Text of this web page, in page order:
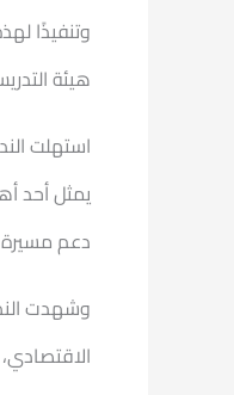
وتنفيذًا
هيئة
استهلت
يمثل أحد
دعم مسيرة
وشهدت